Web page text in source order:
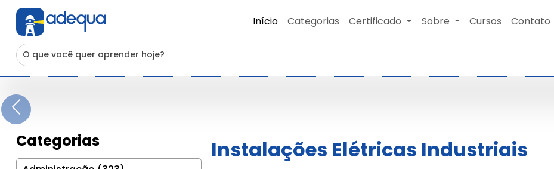
Início Categorias Certificado Sobre Cursos Contato
Previous
Categorias
Instalações Elétricas Industriais